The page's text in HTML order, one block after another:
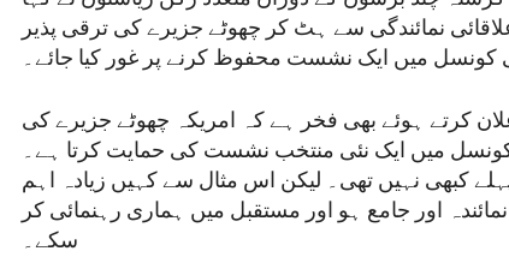
نمائندگی سے ہٹ کر چھوٹے جزیرے کی ترقی پذیر
کونسل میں ایک نشست محفوظ کرنے پر غور کیا جائے۔
کرتے ہوئے بھی فخر ہے کہ امریکہ چھوٹے جزیرے کی
کونسل میں ایک نئی منتخب نشست کی حمایت کرتا ہے۔
کبھی نہیں تھی۔ لیکن اس مثال سے کہیں زیادہ اہم
اور جامع ہو اور مستقبل میں ہماری رہنمائی کر
سکے۔